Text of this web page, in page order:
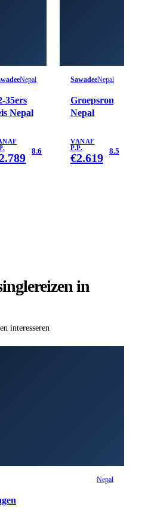
Nepal
35ers
Nepal
8.6
SawadeeNepal
Groepsrondreis
Nepal
VANAF
P.P.
€2.619 8.5
in
interesseren
Nepal